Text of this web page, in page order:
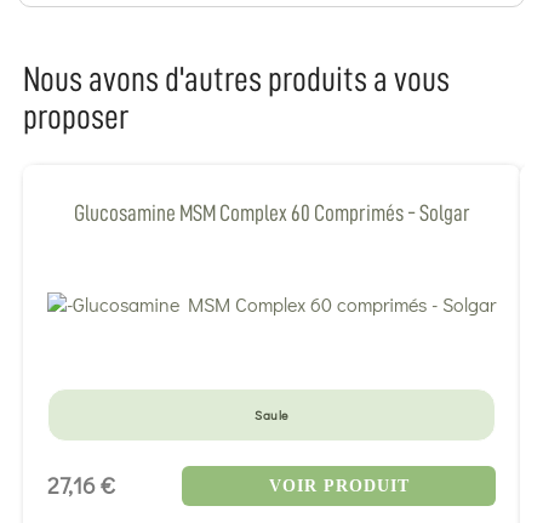
Nous avons d'autres produits a vous
proposer
Glucosamine MSM Complex 60 Comprimés - Solgar
Saule
27,16 € VOIR PRODUIT